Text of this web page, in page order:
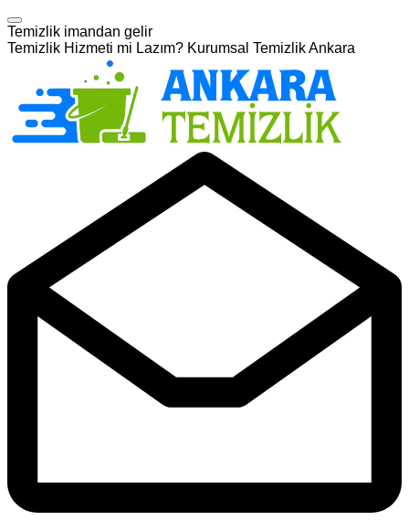
Temizlik imandan gelir
Temizlik Hizmeti mi Lazım? Kurumsal Temizlik Ankara